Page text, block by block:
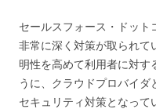
セールスフォース・ドット
非常に深く対策が取られて
明性を高めて利用者に対す
うに、クラウドプロバイ
セキュリティ対策となって